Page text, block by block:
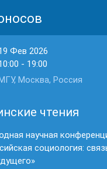
Фев 2026
- 19:00
Москва, Россия
чтения
научная
социология: